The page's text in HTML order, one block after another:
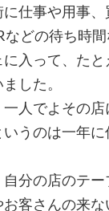
仕事や用事
などの待ち時
入って、た
した。
人でよその
うのは一年
自分の店のテ
客さんの来な